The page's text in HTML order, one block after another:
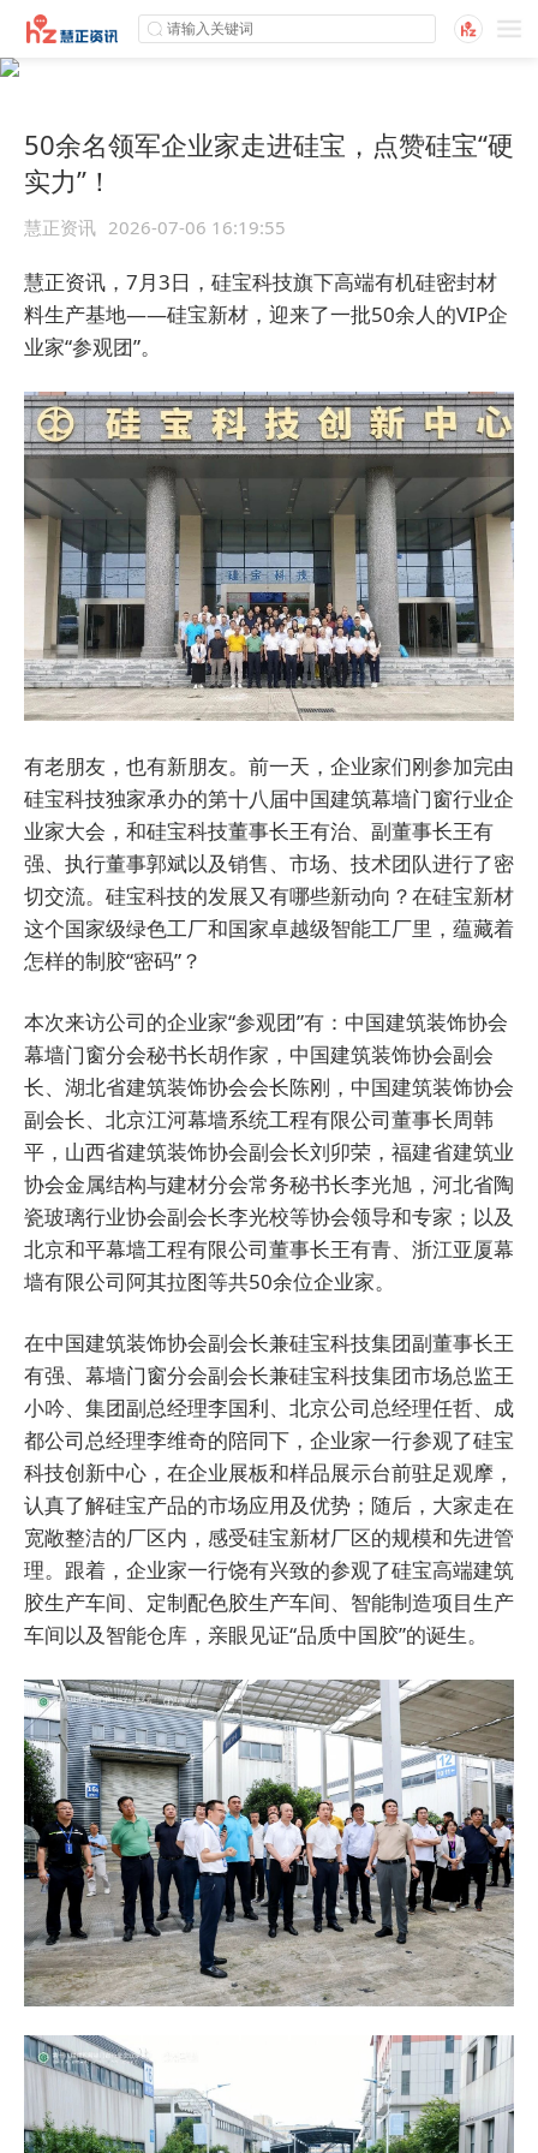
50余名领军企业家走进硅宝，点赞硅宝“硬
实力”！
慧正资讯 2026-07-06 16:19:55
慧正资讯，7月3日，硅宝科技旗下高端有机硅密封材
料生产基地——硅宝新材，迎来了一批50余人的VIP企
业家“参观团”。
有老朋友，也有新朋友。前一天，企业家们刚参加完由
硅宝科技独家承办的第十八届中国建筑幕墙门窗行业企
业家大会，和硅宝科技董事长王有治、副董事长王有
强、执行董事郭斌以及销售、市场、技术团队进行了密
切交流。硅宝科技的发展又有哪些新动向？在硅宝新材
这个国家级绿色工厂和国家卓越级智能工厂里，蕴藏着
怎样的制胶“密码”？
本次来访公司的企业家“参观团”有：中国建筑装饰协会
幕墙门窗分会秘书长胡作家，中国建筑装饰协会副会
长、湖北省建筑装饰协会会长陈刚，中国建筑装饰协会
副会长、北京江河幕墙系统工程有限公司董事长周韩
平，山西省建筑装饰协会副会长刘卯荣，福建省建筑业
协会金属结构与建材分会常务秘书长李光旭，河北省陶
瓷玻璃行业协会副会长李光校等协会领导和专家；以及
北京和平幕墙工程有限公司董事长王有青、浙江亚厦幕
墙有限公司阿其拉图等共50余位企业家。
在中国建筑装饰协会副会长兼硅宝科技集团副董事长王
有强、幕墙门窗分会副会长兼硅宝科技集团市场总监王
小吟、集团副总经理李国利、北京公司总经理任哲、成
都公司总经理李维奇的陪同下，企业家一行参观了硅宝
科技创新中心，在企业展板和样品展示台前驻足观摩，
认真了解硅宝产品的市场应用及优势；随后，大家走在
宽敞整洁的厂区内，感受硅宝新材厂区的规模和先进管
理。跟着，企业家一行饶有兴致的参观了硅宝高端建筑
胶生产车间、定制配色胶生产车间、智能制造项目生产
车间以及智能仓库，亲眼见证“品质中国胶”的诞生。